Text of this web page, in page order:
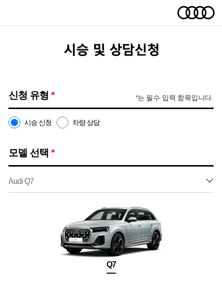
신청 유형 * *는 필수 입력 항목입니다.
시승 신청 차량 상담
모델 선택 *
Q7